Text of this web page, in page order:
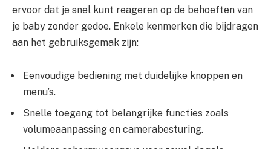
ervoor dat je snel kunt reageren op de behoeften van
je baby zonder gedoe. Enkele kenmerken die bijdragen
aan het gebruiksgemak zijn:
Eenvoudige bediening met duidelijke knoppen en
menu’s.
Snelle toegang tot belangrijke functies zoals
volumeaanpassing en camerabesturing.